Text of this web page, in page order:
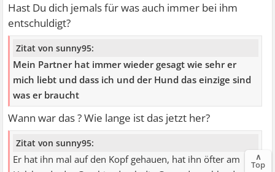
Hast Du dich jemals für was auch immer bei ihm
entschuldigt?
Zitat von sunny95:
Mein Partner hat immer wieder gesagt wie sehr er
mich liebt und dass ich und der Hund das einzige sind
was er braucht
Wann war das ? Wie lange ist das jetzt her?
Zitat von sunny95:
Er hat ihn mal auf den Kopf gehauen, hat ihn öfter am
∧
Top